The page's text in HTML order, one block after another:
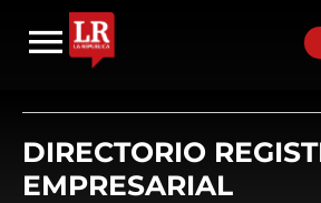
DIRECTORIO
EMPRESARIAL